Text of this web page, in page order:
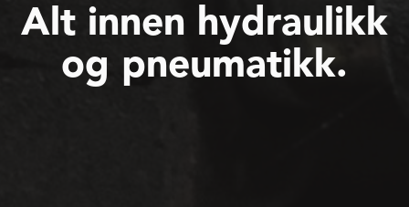
Alt innen hydraulikk
og pneumatikk.